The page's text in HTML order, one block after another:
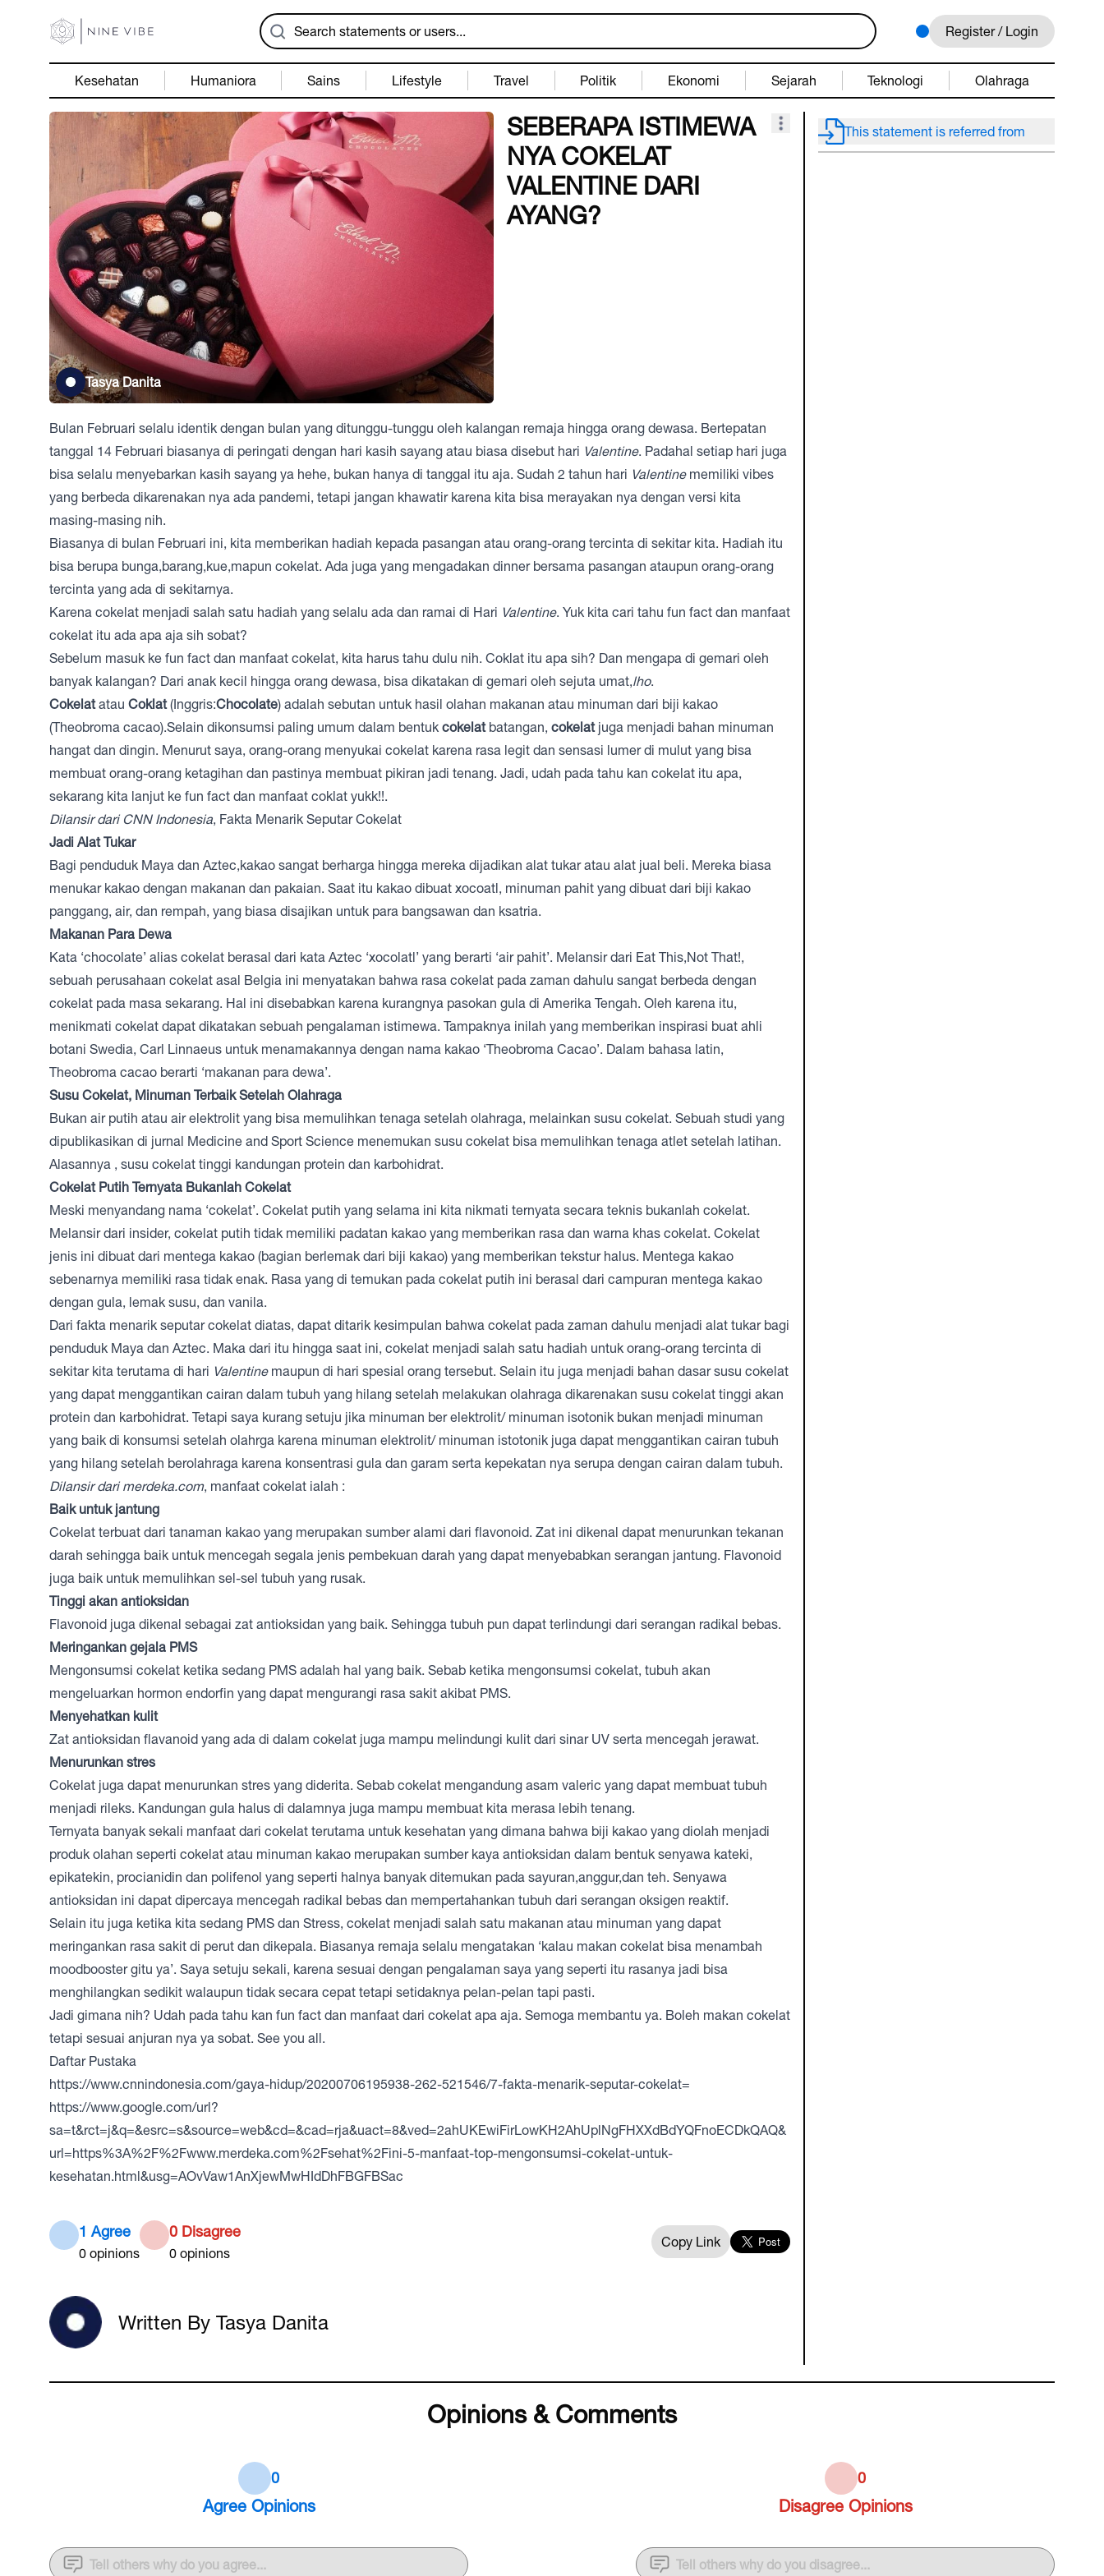
Register / Login
Kesehatan Humaniora Sains Lifestyle Travel Politik Ekonomi Sejarah Teknologi Olahraga
SEBERAPA ISTIMEWA
NYA COKELAT
VALENTINE DARI
AYANG?
Tasya Danita
Bulan Februari selalu identik dengan bulan yang ditunggu-tunggu oleh kalangan remaja hingga orang dewasa. Bertepatan
tanggal 14 Februari biasanya di peringati dengan hari kasih sayang atau biasa disebut hari Valentine. Padahal setiap hari juga
bisa selalu menyebarkan kasih sayang ya hehe, bukan hanya di tanggal itu aja. Sudah 2 tahun hari Valentine memiliki vibes
yang berbeda dikarenakan nya ada pandemi, tetapi jangan khawatir karena kita bisa merayakan nya dengan versi kita
masing-masing nih.
Biasanya di bulan Februari ini, kita memberikan hadiah kepada pasangan atau orang-orang tercinta di sekitar kita. Hadiah itu
bisa berupa bunga,barang,kue,mapun cokelat. Ada juga yang mengadakan dinner bersama pasangan ataupun orang-orang
tercinta yang ada di sekitarnya.
Karena cokelat menjadi salah satu hadiah yang selalu ada dan ramai di Hari Valentine. Yuk kita cari tahu fun fact dan manfaat
cokelat itu ada apa aja sih sobat?
Sebelum masuk ke fun fact dan manfaat cokelat, kita harus tahu dulu nih. Coklat itu apa sih? Dan mengapa di gemari oleh
banyak kalangan? Dari anak kecil hingga orang dewasa, bisa dikatakan di gemari oleh sejuta umat,lho.
Cokelatatau Coklat(Inggris:Chocolate) adalah sebutan untuk hasil olahan makanan atau minuman dari biji kakao
(Theobroma cacao).Selain dikonsumsi paling umum dalam bentuk cokelatbatangan, cokelatjuga menjadi bahan minuman
hangat dan dingin. Menurut saya, orang-orang menyukai cokelat karena rasa legit dan sensasi lumer di mulut yang bisa
membuat orang-orang ketagihan dan pastinya membuat pikiran jadi tenang. Jadi, udah pada tahu kan cokelat itu apa,
sekarang kita lanjut ke fun fact dan manfaat coklat yukk!!.
Dilansir dari CNN Indonesia, Fakta Menarik Seputar Cokelat
Jadi Alat Tukar
Bagi penduduk Maya dan Aztec,kakao sangat berharga hingga mereka dijadikan alat tukar atau alat jual beli. Mereka biasa
menukar kakao dengan makanan dan pakaian. Saat itu kakao dibuat xocoatl, minuman pahit yang dibuat dari biji kakao
panggang, air, dan rempah, yang biasa disajikan untuk para bangsawan dan ksatria.
Makanan Para Dewa
Kata ‘chocolate’ alias cokelat berasal dari kata Aztec ‘xocolatl’ yang berarti ‘air pahit’. Melansir dari Eat This,Not That!,
sebuah perusahaan cokelat asal Belgia ini menyatakan bahwa rasa cokelat pada zaman dahulu sangat berbeda dengan
cokelat pada masa sekarang. Hal ini disebabkan karena kurangnya pasokan gula di Amerika Tengah. Oleh karena itu,
menikmati cokelat dapat dikatakan sebuah pengalaman istimewa. Tampaknya inilah yang memberikan inspirasi buat ahli
botani Swedia, Carl Linnaeus untuk menamakannya dengan nama kakao ‘Theobroma Cacao’. Dalam bahasa latin,
Theobroma cacao berarti ‘makanan para dewa’.
Susu Cokelat, Minuman Terbaik Setelah Olahraga
Bukan air putih atau air elektrolit yang bisa memulihkan tenaga setelah olahraga, melainkan susu cokelat. Sebuah studi yang
dipublikasikan di jurnal Medicine and Sport Science menemukan susu cokelat bisa memulihkan tenaga atlet setelah latihan.
Alasannya , susu cokelat tinggi kandungan protein dan karbohidrat.
Cokelat Putih Ternyata Bukanlah Cokelat
Meski menyandang nama ‘cokelat’. Cokelat putih yang selama ini kita nikmati ternyata secara teknis bukanlah cokelat.
Melansir dari insider, cokelat putih tidak memiliki padatan kakao yang memberikan rasa dan warna khas cokelat. Cokelat
jenis ini dibuat dari mentega kakao (bagian berlemak dari biji kakao) yang memberikan tekstur halus. Mentega kakao
sebenarnya memiliki rasa tidak enak. Rasa yang di temukan pada cokelat putih ini berasal dari campuran mentega kakao
dengan gula, lemak susu, dan vanila.
Dari fakta menarik seputar cokelat diatas, dapat ditarik kesimpulan bahwa cokelat pada zaman dahulu menjadi alat tukar bagi
penduduk Maya dan Aztec. Maka dari itu hingga saat ini, cokelat menjadi salah satu hadiah untuk orang-orang tercinta di
sekitar kita terutama di hari Valentinemaupun di hari spesial orang tersebut. Selain itu juga menjadi bahan dasar susu cokelat
yang dapat menggantikan cairan dalam tubuh yang hilang setelah melakukan olahraga dikarenakan susu cokelat tinggi akan
protein dan karbohidrat. Tetapi saya kurang setuju jika minuman ber elektrolit/ minuman isotonik bukan menjadi minuman
yang baik di konsumsi setelah olahrga karena minuman elektrolit/ minuman istotonik juga dapat menggantikan cairan tubuh
yang hilang setelah berolahraga karena konsentrasi gula dan garam serta kepekatan nya serupa dengan cairan dalam tubuh.
Dilansir dari merdeka.com, manfaat cokelat ialah :
Baik untuk jantung
Cokelat terbuat dari tanaman kakao yang merupakan sumber alami dari flavonoid. Zat ini dikenal dapat menurunkan tekanan
darah sehingga baik untuk mencegah segala jenis pembekuan darah yang dapat menyebabkan serangan jantung. Flavonoid
juga baik untuk memulihkan sel-sel tubuh yang rusak.
Tinggi akan antioksidan
Flavonoid juga dikenal sebagai zat antioksidan yang baik. Sehingga tubuh pun dapat terlindungi dari serangan radikal bebas.
Meringankan gejala PMS
Mengonsumsi cokelat ketika sedang PMS adalah hal yang baik. Sebab ketika mengonsumsi cokelat, tubuh akan
mengeluarkan hormon endorfin yang dapat mengurangi rasa sakit akibat PMS.
Menyehatkan kulit
Zat antioksidan flavanoid yang ada di dalam cokelat juga mampu melindungi kulit dari sinar UV serta mencegah jerawat.
Menurunkan stres
Cokelat juga dapat menurunkan stres yang diderita. Sebab cokelat mengandung asam valeric yang dapat membuat tubuh
menjadi rileks. Kandungan gula halus di dalamnya juga mampu membuat kita merasa lebih tenang.
Ternyata banyak sekali manfaat dari cokelat terutama untuk kesehatan yang dimana bahwa biji kakao yang diolah menjadi
produk olahan seperti cokelat atau minuman kakao merupakan sumber kaya antioksidan dalam bentuk senyawa kateki,
epikatekin, procianidin dan polifenol yang seperti halnya banyak ditemukan pada sayuran,anggur,dan teh. Senyawa
antioksidan ini dapat dipercaya mencegah radikal bebas dan mempertahankan tubuh dari serangan oksigen reaktif.
Selain itu juga ketika kita sedang PMS dan Stress, cokelat menjadi salah satu makanan atau minuman yang dapat
meringankan rasa sakit di perut dan dikepala. Biasanya remaja selalu mengatakan ‘kalau makan cokelat bisa menambah
moodbooster gitu ya’. Saya setuju sekali, karena sesuai dengan pengalaman saya yang seperti itu rasanya jadi bisa
menghilangkan sedikit walaupun tidak secara cepat tetapi setidaknya pelan-pelan tapi pasti.
Jadi gimana nih? Udah pada tahu kan fun fact dan manfaat dari cokelat apa aja. Semoga membantu ya. Boleh makan cokelat
tetapi sesuai anjuran nya ya sobat. See you all.
Daftar Pustaka
https://www.cnnindonesia.com/gaya-hidup/20200706195938-262-521546/7-fakta-menarik-seputar-cokelat=
https://www.google.com/url?
sa=t&rct=j&q=&esrc=s&source=web&cd=&cad=rja&uact=8&ved=2ahUKEwiFirLowKH2AhUplNgFHXXdBdYQFnoECDkQAQ&
url=https%3A%2F%2Fwww.merdeka.com%2Fsehat%2Fini-5-manfaat-top-mengonsumsi-cokelat-untuk-
kesehatan.html&usg=AOvVaw1AnXjewMwHIdDhFBGFBSac
1 Agree
0 opinions
0 Disagree
0 opinions
Copy Link
Written By Tasya Danita
This statement is referred from
Opinions & Comments
0
Agree Opinions
0
Disagree Opinions
Tell others why do you agree... Tell others why do you disagree...